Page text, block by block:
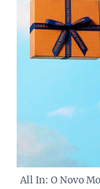
All In: O Novo